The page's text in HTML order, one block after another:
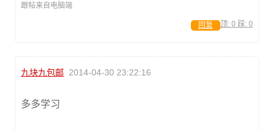
跟帖来自电脑端
顶: 0 踩: 0
回复
九块九包邮 2014-04-30 23:22:16
多多学习